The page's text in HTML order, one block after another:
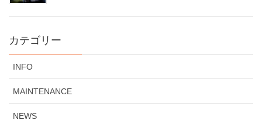
カテゴリー
INFO
MAINTENANCE
NEWS